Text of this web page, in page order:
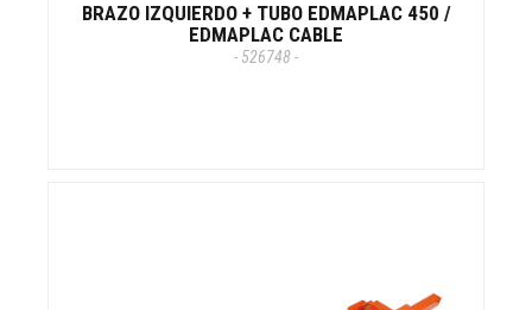
BRAZO IZQUIERDO + TUBO EDMAPLAC 450 /
EDMAPLAC CABLE
- 526748 -